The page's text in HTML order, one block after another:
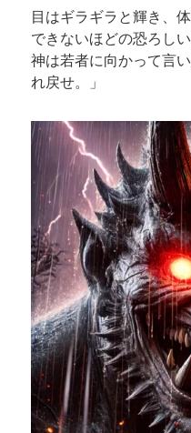
目はギラギラと輝き、
できないほどの恐ろし
神は若者に向かって言
れ戻せ。」